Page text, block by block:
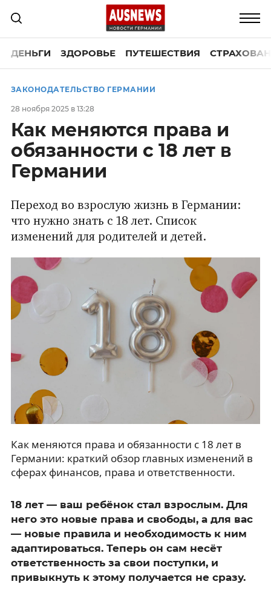
ДЕНЬГИ ЗДОРОВЬЕ ПУТЕШЕСТВИЯ
ЗАКОНОДАТЕЛЬСТВО ГЕРМАНИИ
28 ноября 2025 в 13:28
Как меняются права и
обязанности с 18 лет в
Германии
Переход во взрослую жизнь в Германии:
что нужно знать с 18 лет. Список
изменений для родителей и детей.
Как меняются права и обязанности с 18 лет в
Германии: краткий обзор главных изменений в
сферах финансов, права и ответственности.
18 лет — ваш ребёнок стал взрослым. Для
него это новые права и свободы, а для вас
— новые правила и необходимость к ним
адаптироваться. Теперь он сам несёт
ответственность за свои поступки, и
привыкнуть к этому получается не сразу.